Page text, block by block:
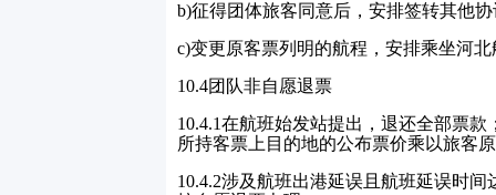
b)征得团体旅客同意后，安排签转其他
c)变更原客票列明的航程，安排乘坐河北
10.4团队非自愿退票
10.4.1在航班始发站提出，退还全部票
所持客票上目的地的公布票价乘以旅客
10.4.2涉及航班出港延误且航班延误时间